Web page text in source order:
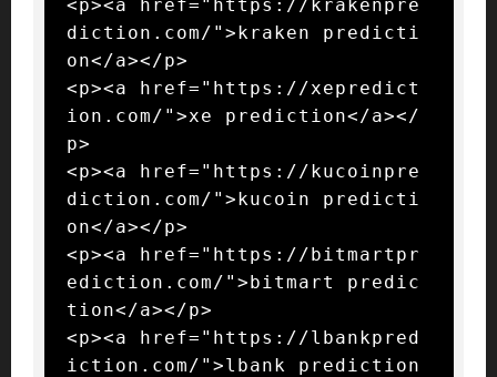
<p><a href="https://krakenpre
diction.com/">kraken predicti
on</a></p>
<p><a href="https://xepredict
ion.com/">xe prediction</a></
p>
<p><a href="https://kucoinpre
diction.com/">kucoin predicti
on</a></p>
<p><a href="https://bitmartpr
ediction.com/">bitmart predic
tion</a></p>
<p><a href="https://lbankpred
iction.com/">lbank prediction